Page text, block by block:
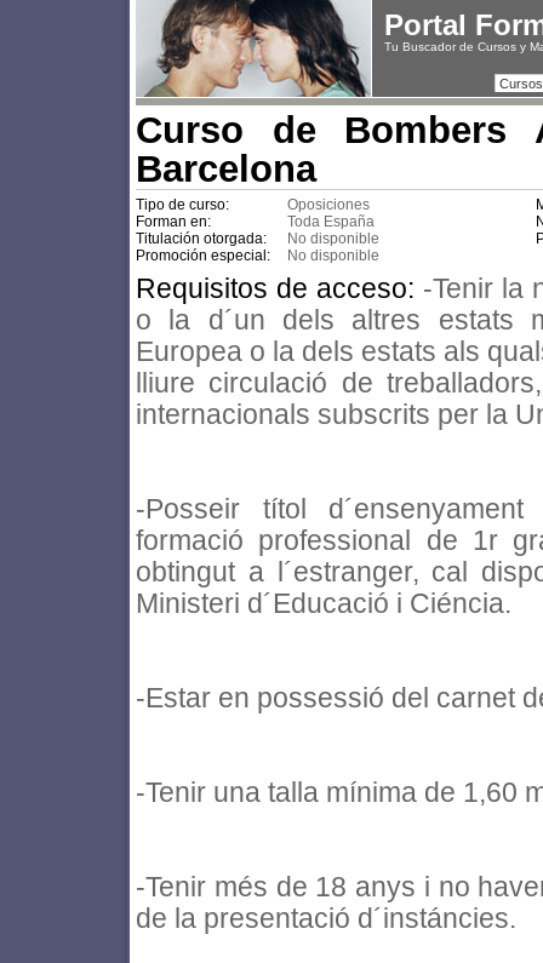
Portal
Tu Buscador de Cursos y
Curso de Bombers
Barcelona
Tipo de curso: Oposiciones
Forman en:
Toda España
Titulación otorgada:
No disponible
Promoción especial:
No disponible
Requisitos de acceso: -Tenir la
o la d´un dels altres estats
Europea o la dels estats als
lliure circulació de
internacionals subscrits per la
-Posseir títol
formació professional de 1r
obtingut a l´estranger, cal
Ministeri d´Educació i Ciéncia.
-Estar en possessió del carnet
-Tenir una talla mínima de 1,60
-Tenir més de 18 anys i no
de la presentació d´instáncies.